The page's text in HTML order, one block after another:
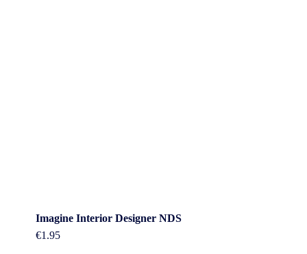
Imagine Interior Designer NDS
€1.95